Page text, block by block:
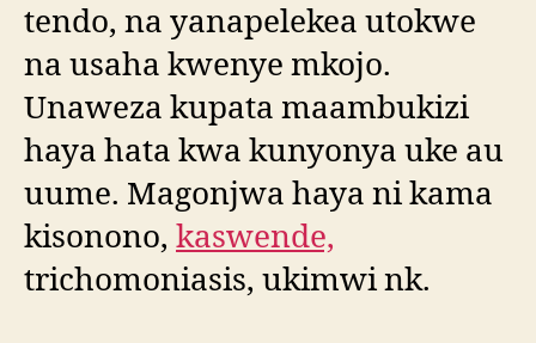
tendo, na yanapelekea utokwe
na usaha kwenye mkojo.
Unaweza kupata maambukizi
haya hata kwa kunyonya uke au
uume. Magonjwa haya ni kama
kisonono, kaswende,
trichomoniasis, ukimwi nk.